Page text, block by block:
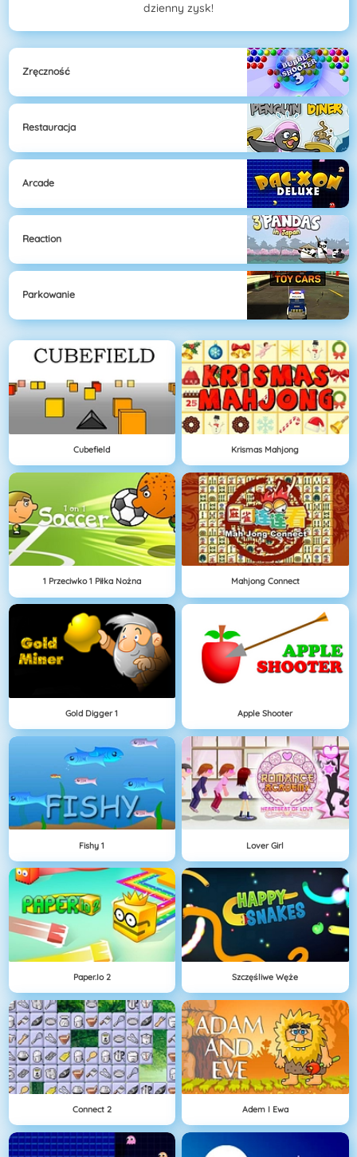
dzienny zysk!
Zręczność
Restauracja
Arcade
Reaction
Parkowanie
Cubefield Krismas Mahjong
1 Przeciwko 1 Piłka Nożna Mahjong Connect
Gold Digger 1 Apple Shooter
Fishy 1 Lover Girl
Paper.io 2 Szczęśliwe Węże
Connect 2 Adem I Ewa